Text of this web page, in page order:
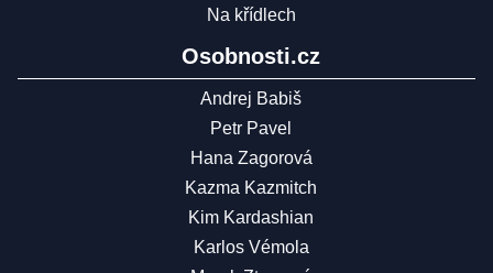
Na křídlech
Osobnosti.cz
Andrej Babiš
Petr Pavel
Hana Zagorová
Kazma Kazmitch
Kim Kardashian
Karlos Vémola